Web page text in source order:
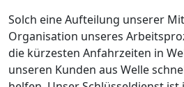
Solch eine Aufteilung unserer
Organisation unseres
die kürzesten Anfahrzeiten in
unseren Kunden aus Welle